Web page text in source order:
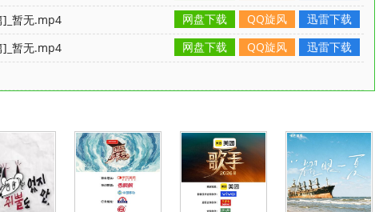
]_暂无.mp4
迅雷下载
QQ旋风
网盘下载
]_暂无.mp4
迅雷下载
QQ旋风
网盘下载